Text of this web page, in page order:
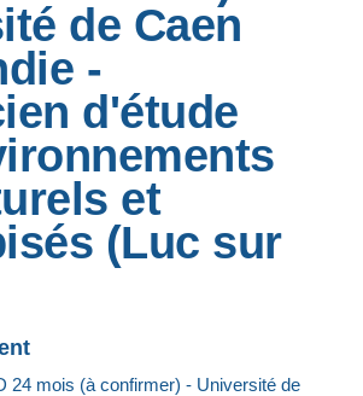
de Caen
-
d'étude
et
(Luc sur
24 mois (à confirmer) - Université de